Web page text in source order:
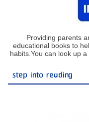
Providing parents
educational books to
habits.You can look up
step into reading